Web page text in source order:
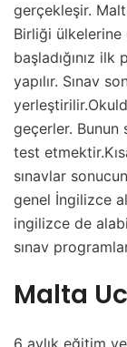
gerçekleşir.
Birliği
başladığınız
yapılır. Sınav
geçerler.
test
sınavlar
genel İngilizce
ingilizce de
sınav
Malta